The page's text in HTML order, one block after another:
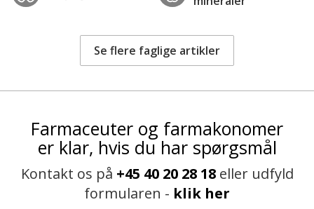
Se flere faglige artikler
Farmaceuter og farmakonomer
er klar, hvis du har spørgsmål
Kontakt os på +45 40 20 28 18eller udfyld
formularen - klik her